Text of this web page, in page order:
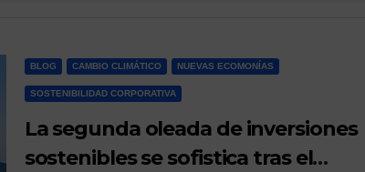
BLOG CAMBIO CLIMÁTICO NUEVAS ECOMONÍAS
SOSTENIBILIDAD CORPORATIVA
La segunda oleada de inversiones
sostenibles se sofistica tras el